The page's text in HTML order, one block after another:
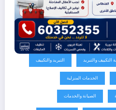
التكييف والتبريد التبريد والتكييف
الخدمات المنزلية
الصيانة والخدمات